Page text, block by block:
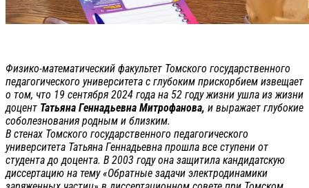
Физико-математический факультет Томского государственного
педагогического университета с глубоким прискорбием извещает
о том, что 19 сентября 2024 года на 52 году жизни ушла из жизни
доцент Татьяна Геннадьевна Митрофанова, и выражает глубокие
соболезнования родным и близким.
В стенах Томского государственного педагогического
университета Татьяна Геннадьевна прошла все ступени от
студента до доцента. В 2003 году она защитила кандидатскую
диссертацию на тему «Обратные задачи электродинамики